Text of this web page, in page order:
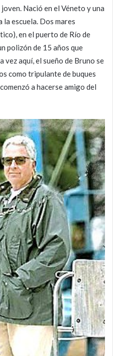
Nació en el Véneto y una
la escuela. Dos mares
en el puerto de Río de
polizón de 15 años que
aquí, el sueño de Bruno se
como tripulante de buques
a hacerse amigo del